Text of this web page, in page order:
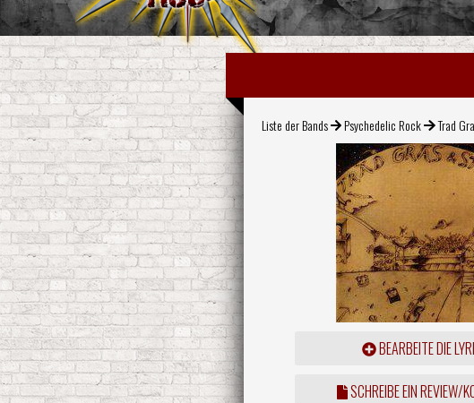
Liste der Bands Psychedelic Rock Trad
BEARBEITE DIE
SCHREIBE EIN REVIEW/